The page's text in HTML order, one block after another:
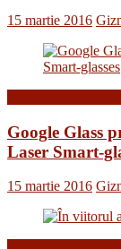
15 martie 2016
Google Glass
Laser Smart-
15 martie 2016